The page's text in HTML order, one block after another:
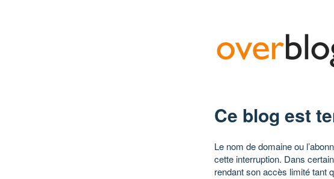
Ce blog est
Le nom de domaine ou
cette interruption. Dans
rendant son accès limité tant